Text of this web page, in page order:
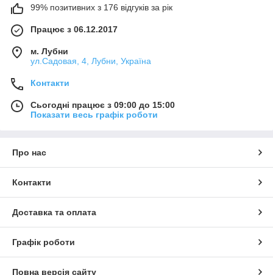
99% позитивних з 176 відгуків за рік
Працює з 06.12.2017
м. Лубни
ул.Садовая, 4, Лубни, Україна
Контакти
Сьогодні працює з 09:00 до 15:00
Показати весь графік роботи
Про нас
Контакти
Доставка та оплата
Графік роботи
Повна версія сайту